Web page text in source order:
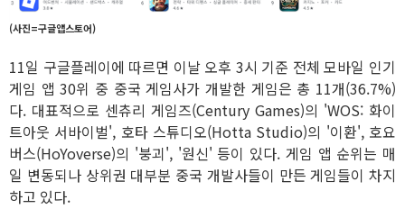
(사진=구글앱스토어)
11일 구글플레이에 따르면 이날 오후 3시 기준 전체 모바일 인기
게임 앱 30위 중 중국 게임사가 개발한 게임은 총 11개(36.7%)
다. 대표적으로 센츄리 게임즈(Century Games)의 'WOS: 화이
트아웃 서바이벌', 호타 스튜디오(Hotta Studio)의 '이환', 호요
버스(HoYoverse)의 '붕괴', '원신' 등이 있다. 게임 앱 순위는 매
일 변동되나 상위권 대부분 중국 개발사들이 만든 게임들이 차지
하고 있다.